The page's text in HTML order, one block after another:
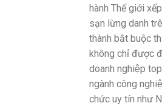
hành Thế giới
sạn lừng danh
thành bắt buộc
không chỉ được
doanh nghiệp
ngành công
chức uy tín như